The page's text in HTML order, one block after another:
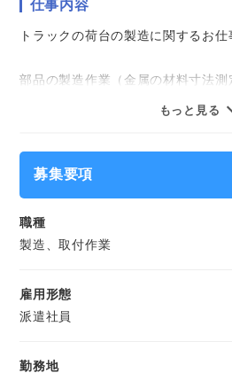
★残業ありで月収33万円以上
ご応募心よりお待ちしております
仕事内容
トラックの荷台の製造に関するお仕
部品の製造作業（金属の材料寸法
もっと見る
募集要項
職種
製造、取付作業
雇用形態
派遣社員
勤務地